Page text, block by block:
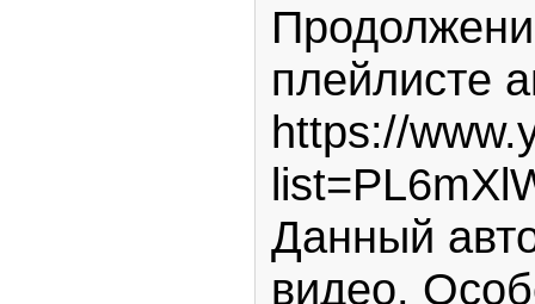
плейлисте
https://
Данный
видео.